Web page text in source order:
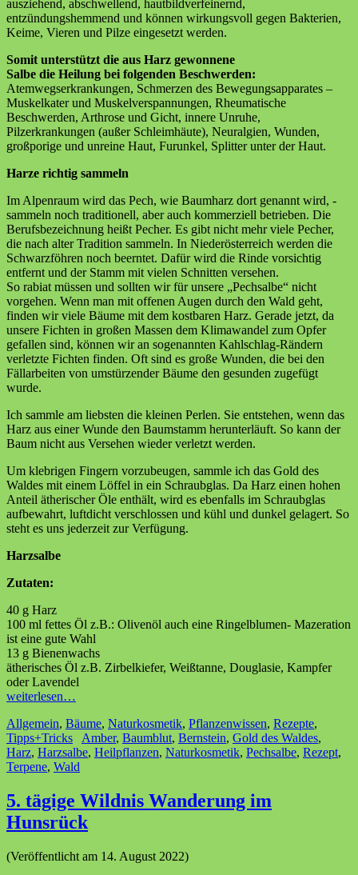
ausziehend, abschwellend, hautbildverfeinernd,
entzündungshemmend und können wirkungsvoll gegen Bakterien,
Keime, Vieren und Pilze eingesetzt werden.
Somit unterstützt die aus Harz gewonnene
Salbe die Heilung bei folgenden Beschwerden:
Atemwegserkrankungen, Schmerzen des Bewegungsapparates –
Muskelkater und Muskelverspannungen, Rheumatische
Beschwerden, Arthrose und Gicht, innere Unruhe,
Pilzerkrankungen (außer Schleimhäute), Neuralgien, Wunden,
großporige und unreine Haut, Furunkel, Splitter unter der Haut.
Harze richtig sammeln
Im Alpenraum wird das Pech, wie Baumharz dort genannt wird, -
sammeln noch traditionell, aber auch kommerziell betrieben. Die
Berufsbezeichnung heißt Pecher. Es gibt nicht mehr viele Pecher,
die nach alter Tradition sammeln. In Niederösterreich werden die
Schwarzföhren noch beerntet. Dafür wird die Rinde vorsichtig
entfernt und der Stamm mit vielen Schnitten versehen.
So rabiat müssen und sollten wir für unsere „Pechsalbe“ nicht
vorgehen. Wenn man mit offenen Augen durch den Wald geht,
finden wir viele Bäume mit dem kostbaren Harz. Gerade jetzt, da
unsere Fichten in großen Massen dem Klimawandel zum Opfer
gefallen sind, können wir an sogenannten Kahlschlag-Rändern
verletzte Fichten finden. Oft sind es große Wunden, die bei den
Fällarbeiten von umstürzender Bäume den gesunden zugefügt
wurde.
Ich sammle am liebsten die kleinen Perlen. Sie entstehen, wenn das
Harz aus einer Wunde den Baumstamm herunterläuft. So kann der
Baum nicht aus Versehen wieder verletzt werden.
Um klebrigen Fingern vorzubeugen, sammle ich das Gold des
Waldes mit einem Löffel in ein Schraubglas. Da Harz einen hohen
Anteil ätherischer Öle enthält, wird es ebenfalls im Schraubglas
aufbewahrt, luftdicht verschlossen und kühl und dunkel gelagert. So
steht es uns jederzeit zur Verfügung.
Harzsalbe
Zutaten:
40 g Harz
100 ml fettes Öl z.B.: Olivenöl auch eine Ringelblumen- Mazeration
ist eine gute Wahl
13 g Bienenwachs
ätherisches Öl z.B. Zirbelkiefer, Weißtanne, Douglasie, Kampfer
oder Lavendel
weiterlesen…
Allgemein, Bäume, Naturkosmetik, Pflanzenwissen, Rezepte,
Tipps+Tricks
Amber, Baumblut, Bernstein, Gold des Waldes,
Harz, Harzsalbe, Heilpflanzen, Naturkosmetik, Pechsalbe, Rezept,
Terpene, Wald
5. tägige Wildnis Wanderung im
Hunsrück
(Veröffentlicht am 14. August 2022)